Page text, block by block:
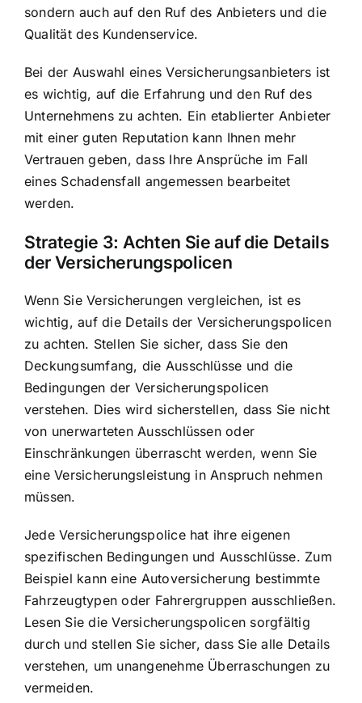
sondern auch auf den Ruf des Anbieters und die
Qualität des Kundenservice.
Bei der Auswahl eines Versicherungsanbieters ist
es wichtig, auf die Erfahrung und den Ruf des
Unternehmens zu achten. Ein etablierter Anbieter
mit einer guten Reputation kann Ihnen mehr
Vertrauen geben, dass Ihre Ansprüche im Fall
eines Schadensfall angemessen bearbeitet
werden.
Strategie 3: Achten Sie auf die Details
der Versicherungspolicen
Wenn Sie Versicherungen vergleichen, ist es
wichtig, auf die Details der Versicherungspolicen
zu achten. Stellen Sie sicher, dass Sie den
Deckungsumfang, die Ausschlüsse und die
Bedingungen der Versicherungspolicen
verstehen. Dies wird sicherstellen, dass Sie nicht
von unerwarteten Ausschlüssen oder
Einschränkungen überrascht werden, wenn Sie
eine Versicherungsleistung in Anspruch nehmen
müssen.
Jede Versicherungspolice hat ihre eigenen
spezifischen Bedingungen und Ausschlüsse. Zum
Beispiel kann eine Autoversicherung bestimmte
Fahrzeugtypen oder Fahrergruppen ausschließen.
Lesen Sie die Versicherungspolicen sorgfältig
durch und stellen Sie sicher, dass Sie alle Details
verstehen, um unangenehme Überraschungen zu
vermeiden.